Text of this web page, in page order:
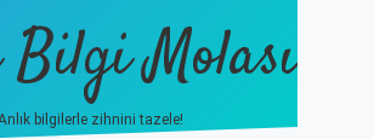
Bilgi Molası
bilgilerle zihnini tazele!